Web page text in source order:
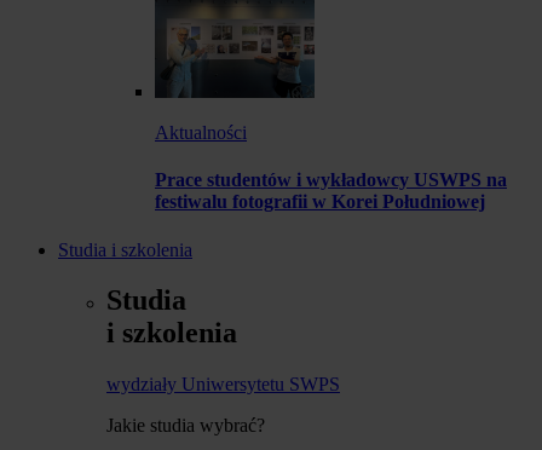
Aktualności
Prace studentów i wykładowcy USWPS na
festiwalu fotografii w Korei Południowej
Studia i szkolenia
Studia
i szkolenia
wydziały Uniwersytetu SWPS
Jakie studia wybrać?